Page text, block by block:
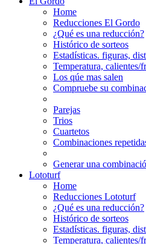
Home
Reducciones El Gordo
¿Qué es una reducción?
Histórico de sorteos
Estadísticas. figuras,
Temperatura, calientes/
Los qúe mas salen
Compruebe su
Parejas
Trios
Cuartetos
Combinaciones
Generar una
Lototurf
Home
Reducciones Lototurf
¿Qué es una reducción?
Histórico de sorteos
Estadísticas. figuras,
Temperatura, calientes/